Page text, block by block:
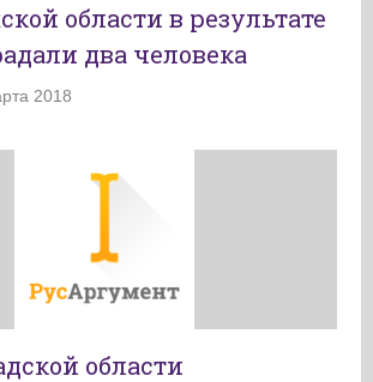
области в результате
два человека
2018
области